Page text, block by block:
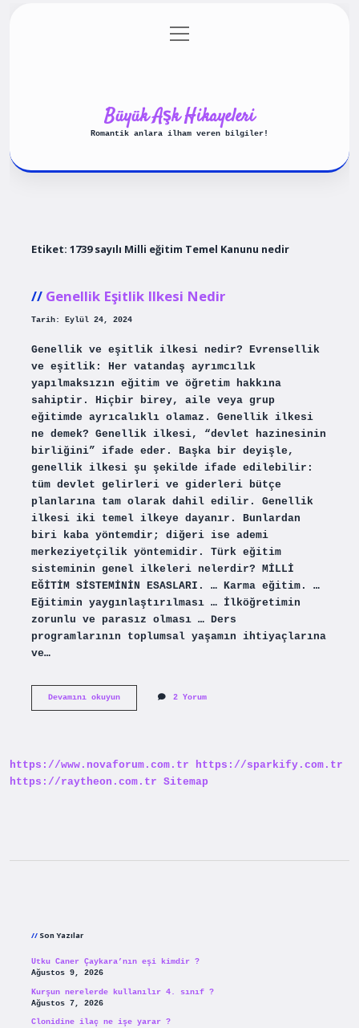
Gizlilik Politikası
menüyü
aç
Büyük Aşk Hikayeleri
Romantik anlara ilham veren bilgiler!
Etiket: 1739 sayılı Milli eğitim Temel Kanunu nedir
Genellik Eşitlik Ilkesi Nedir
Tarih: Eylül 24, 2024
Genellik ve eşitlik ilkesi nedir? Evrensellik
ve eşitlik: Her vatandaş ayrımcılık
yapılmaksızın eğitim ve öğretim hakkına
sahiptir. Hiçbir birey, aile veya grup
eğitimde ayrıcalıklı olamaz. Genellik ilkesi
ne demek? Genellik ilkesi, “devlet hazinesinin
birliğini” ifade eder. Başka bir deyişle,
genellik ilkesi şu şekilde ifade edilebilir:
tüm devlet gelirleri ve giderleri bütçe
planlarına tam olarak dahil edilir. Genellik
ilkesi iki temel ilkeye dayanır. Bunlardan
biri kaba yöntemdir; diğeri ise ademi
merkeziyetçilik yöntemidir. Türk eğitim
sisteminin genel ilkeleri nelerdir? MİLLİ
EĞİTİM SİSTEMİNİN ESASLARI. … Karma eğitim. …
Eğitimin yaygınlaştırılması … İlköğretimin
zorunlu ve parasız olması … Ders
programlarının toplumsal yaşamın ihtiyaçlarına
ve…
Devamını okuyunGenellik
2 Yorum
https://www.novaforum.com.tr
https://sparkify.com.tr
https://raytheon.com.tr Sitemap
Son Yazılar
Utku Caner Çaykara’nın eşi kimdir ?
Ağustos 9, 2026
Kurşun nerelerde kullanılır 4. sınıf ?
Ağustos 7, 2026
Clonidine ilaç ne işe yarar ?